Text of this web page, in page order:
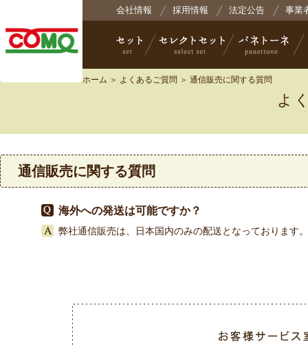
株式会社コモ
会社情報 採用情報 法定公告 事業
ホーム ＞ よくあるご質問 ＞ 通信販売に関する質問
よ
通信販売に関する質問
海外への発送は可能ですか？
弊社通信販売は、日本国内のみの配送となっております。